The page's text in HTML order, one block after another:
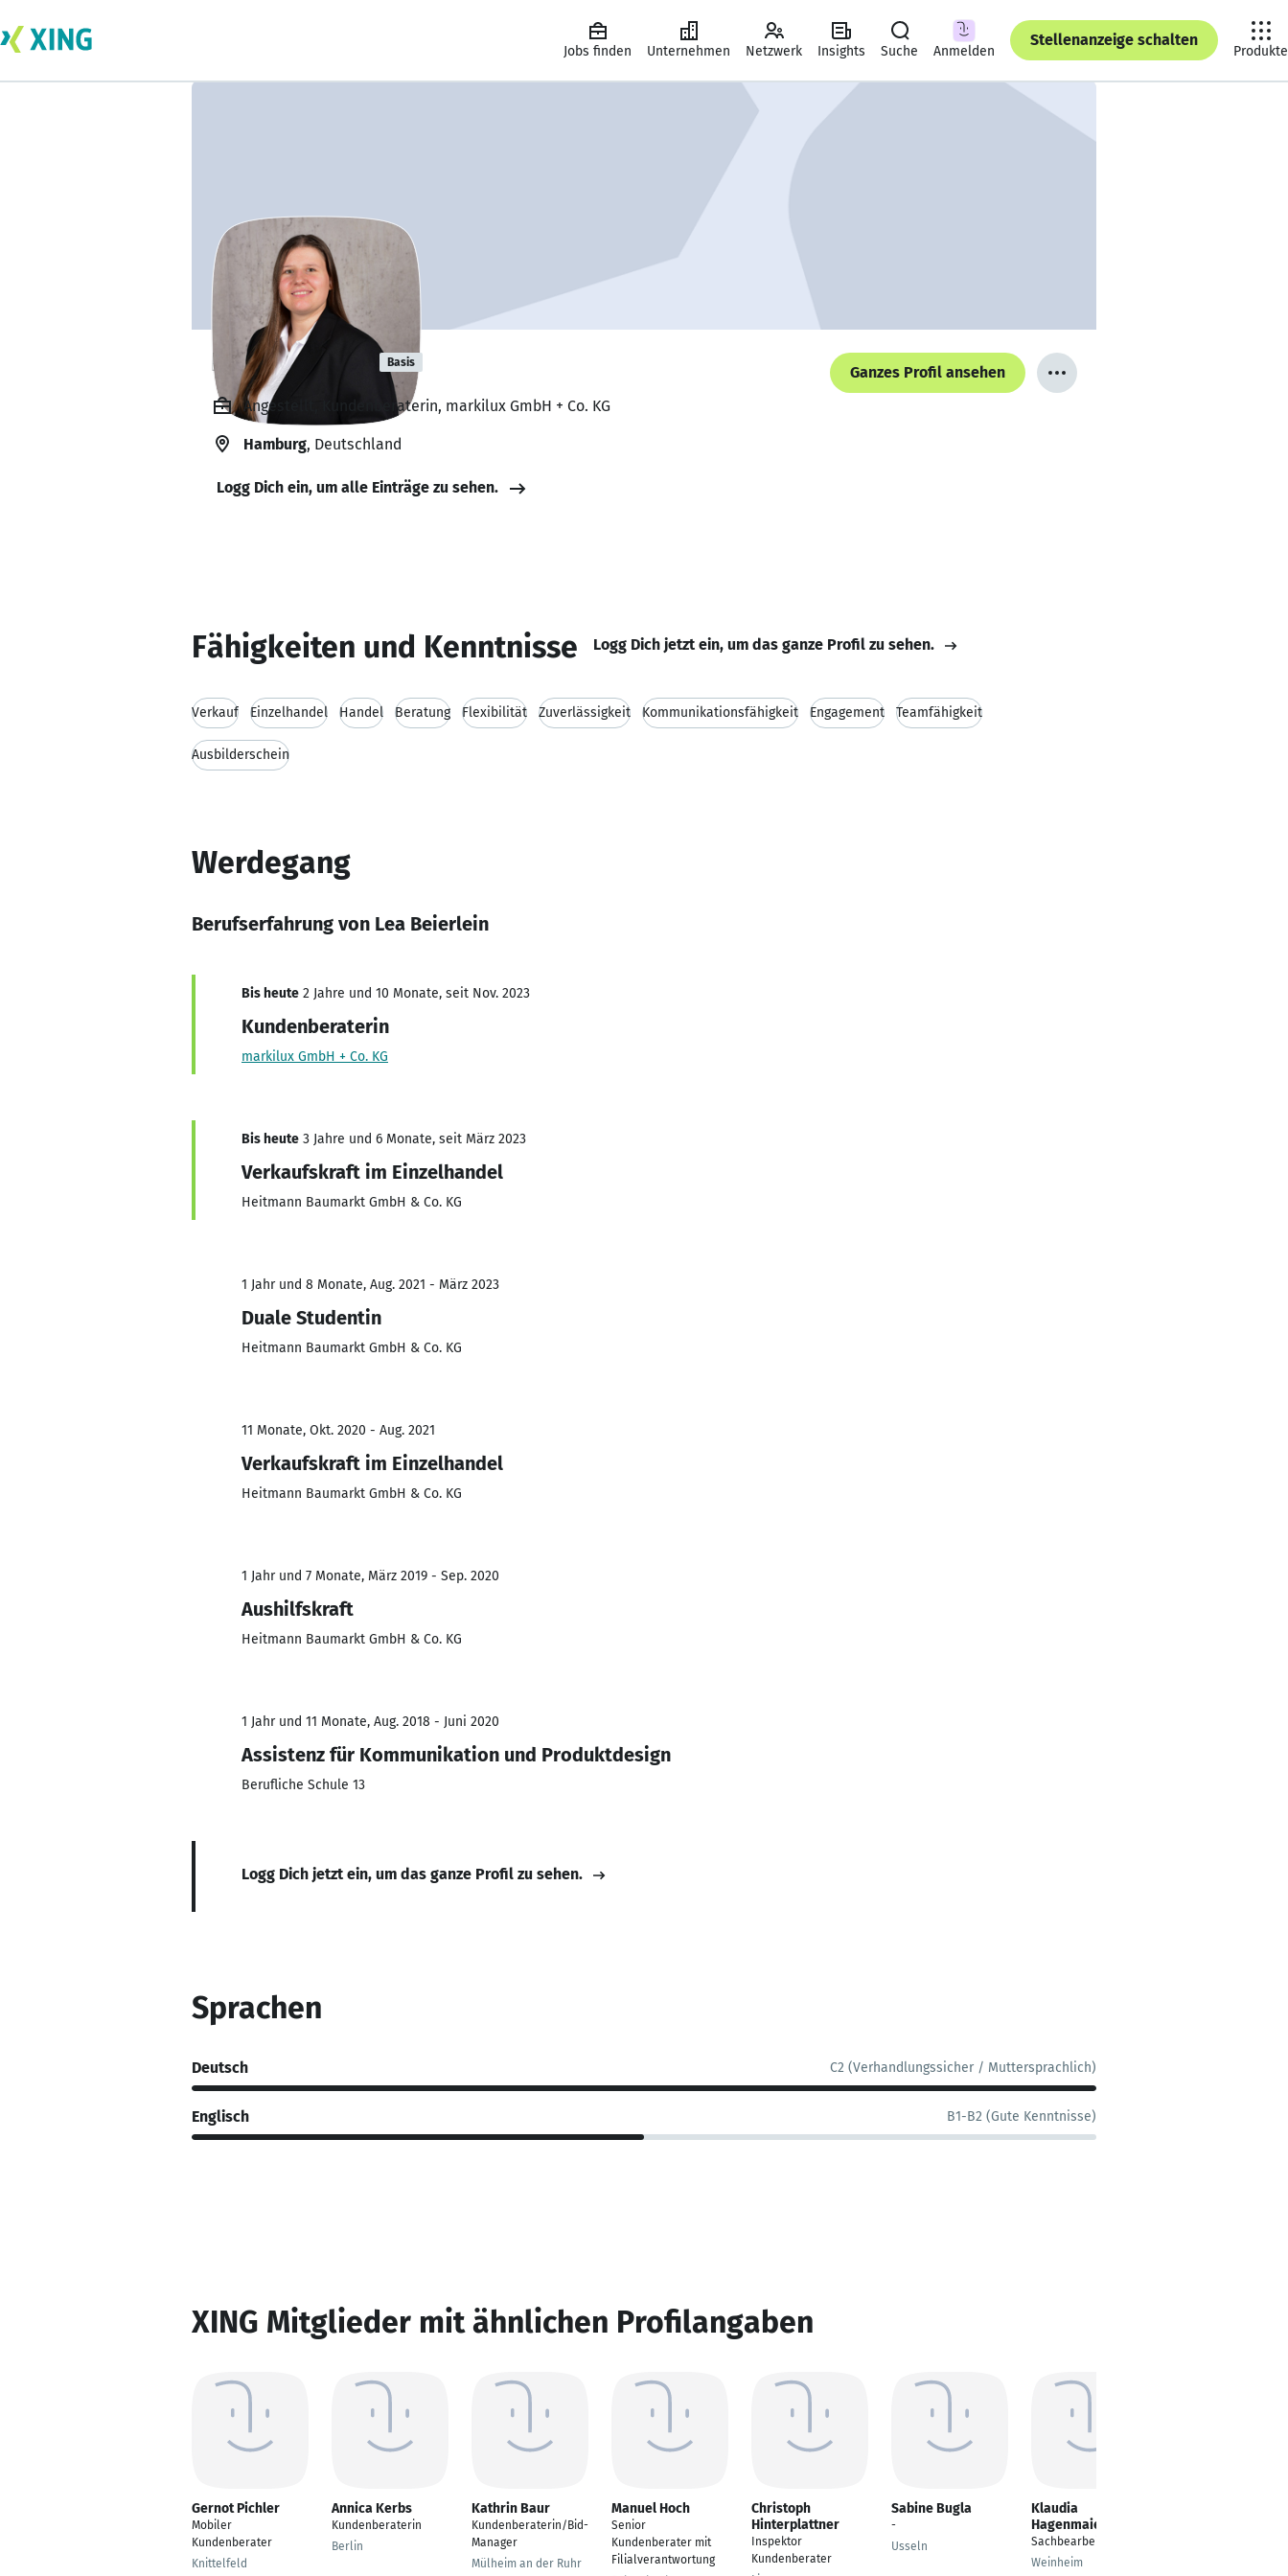
Jobs finden Unternehmen Netzwerk Insights Suche Anmelden
Stellenanzeige schalten
Produkte
Lea Beierlein Basis
Ganzes Profil ansehen
Angestellt, Kundenberaterin, markilux GmbH + Co. KG
Hamburg, Deutschland
Logg Dich ein, um alle Einträge zu sehen.
Fähigkeiten und Kenntnisse Logg Dich jetzt ein, um das ganze Profil zu sehen.
Verkauf Einzelhandel Handel Beratung Flexibilität Zuverlässigkeit Kommunikationsfähigkeit Engagement Teamfähigkeit
Ausbilderschein
Werdegang
Berufserfahrung von Lea Beierlein
Bis heute 2 Jahre und 10 Monate, seit Nov. 2023
Kundenberaterin
markilux GmbH + Co. KG
Bis heute 3 Jahre und 6 Monate, seit März 2023
Verkaufskraft im Einzelhandel
Heitmann Baumarkt GmbH & Co. KG
1 Jahr und 8 Monate, Aug. 2021 - März 2023
Duale Studentin
Heitmann Baumarkt GmbH & Co. KG
11 Monate, Okt. 2020 - Aug. 2021
Verkaufskraft im Einzelhandel
Heitmann Baumarkt GmbH & Co. KG
1 Jahr und 7 Monate, März 2019 - Sep. 2020
Aushilfskraft
Heitmann Baumarkt GmbH & Co. KG
1 Jahr und 11 Monate, Aug. 2018 - Juni 2020
Assistenz für Kommunikation und Produktdesign
Berufliche Schule 13
Logg Dich jetzt ein, um das ganze Profil zu sehen.
Sprachen
Deutsch C2 (Verhandlungssicher / Muttersprachlich)
Englisch B1-B2 (Gute Kenntnisse)
XING Mitglieder mit ähnlichen Profilangaben
Gernot Pichler
Mobiler
Kundenberater
Knittelfeld
Annica Kerbs
Kundenberaterin
Berlin
Kathrin Baur
Kundenberaterin/Bid-
Manager
Mülheim an der Ruhr
Manuel Hoch
Senior
Kundenberater mit
Filialverantwortung
Christoph
Hinterplattner
Inspektor
Kundenberater
Sabine Bugla
-
Usseln
Klaudia
Hagenmaier
Sachbearbeiterin
Weinheim